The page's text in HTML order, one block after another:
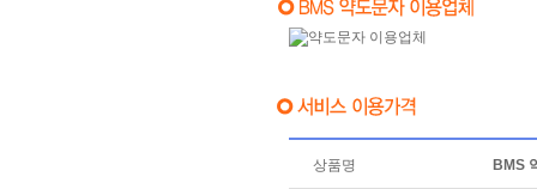
상품명 BMS